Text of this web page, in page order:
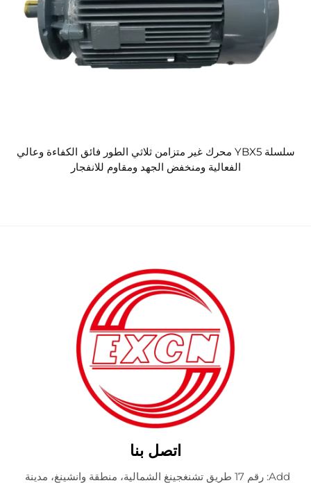
سلسلة YBX5 محرك غير متزامن ثلاثي الطور فائق الكفاءة وعالي
الفعالية ومنخفض الجهد ومقاوم للانفجار
اتصل بنا
Add: رقم 17 طريق تشنغجينغ الشمالية، منطقة وانشينغ، مدينة